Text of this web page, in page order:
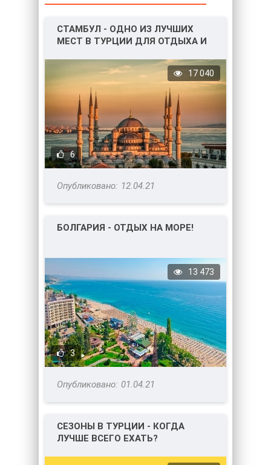
СТАМБУЛ - ОДНО ИЗ ЛУЧШИХ
МЕСТ В ТУРЦИИ ДЛЯ ОТДЫХА И
6
17 040
12.04.21
БОЛГАРИЯ - ОТДЫХ НА МОРЕ!
3
13 473
01.04.21
СЕЗОНЫ В ТУРЦИИ - КОГДА
ЛУЧШЕ ВСЕГО ЕХАТЬ?